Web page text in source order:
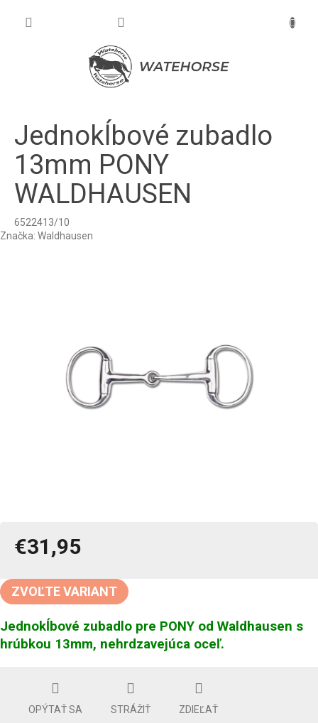
Jednokĺbové zubadlo
13mm PONY
WALDHAUSEN
6522413/10
Značka: Waldhausen
€31,95
cena:
ZVOĽTE VARIANT
Jednokĺbové zubadlo pre PONY od Waldhausen s
hrúbkou 13mm, nehrdzavejúca oceľ.
OPÝTAŤ SA STRÁŽIŤ ZDIEĽAŤ